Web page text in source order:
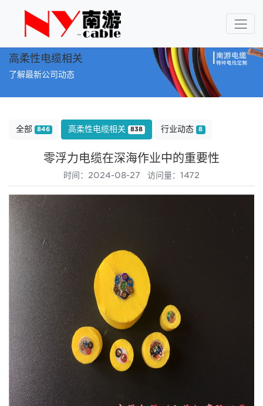
高柔性电缆相关
了解最新公司动态
全部 846 高柔性电缆相关 838 行业动态 8
零浮力电缆在深海作业中的重要性
时间：2024-08-27 访问量：1472